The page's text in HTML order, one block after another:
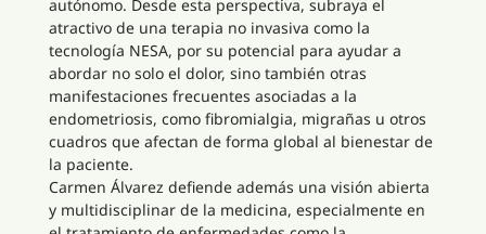
autónomo. Desde esta perspectiva, subraya el
atractivo de una terapia no invasiva como la
tecnología NESA, por su potencial para ayudar a
abordar no solo el dolor, sino también otras
manifestaciones frecuentes asociadas a la
endometriosis, como fibromialgia, migrañas u otros
cuadros que afectan de forma global al bienestar de
la paciente.
Carmen Álvarez defiende además una visión abierta
y multidisciplinar de la medicina, especialmente en